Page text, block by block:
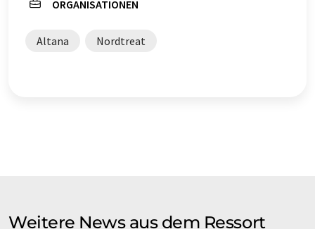
ORGANISATIONEN
Altana Nordtreat
Weitere News aus dem Ressort